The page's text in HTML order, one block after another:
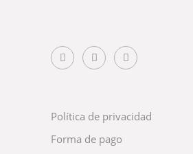
Política de privacidad
Forma de pago